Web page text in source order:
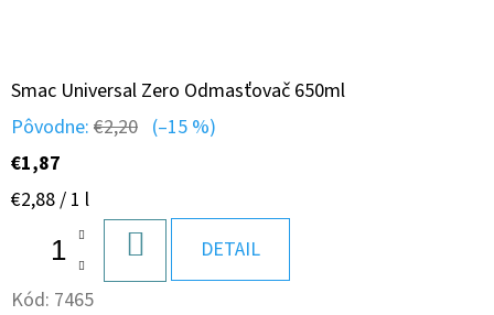
Smac Universal Zero Odmasťovač 650ml
Pôvodne: €2,20 (–15 %)
€1,87
Jednotková
€2,88 / 1 l
KOŠÍKA
DETAIL
Kód: 7465